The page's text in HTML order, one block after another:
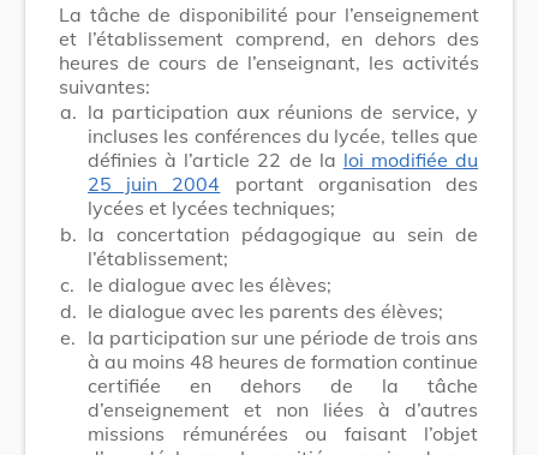
La tâche de disponibilité pour l’enseignement
et l’établissement comprend, en dehors des
heures de cours de l’enseignant, les activités
suivantes:
a. la participation aux réunions de service, y
incluses les conférences du lycée, telles que
définies à l’article 22 de la loi modifiée du
25 juin 2004 portant organisation des
lycées et lycées techniques;
b. la concertation pédagogique au sein de
l’établissement;
c.
le dialogue avec les élèves;
d. le dialogue avec les parents des élèves;
e. la participation sur une période de trois ans
à au moins 48 heures de formation continue
certifiée en dehors de la tâche
d’enseignement et non liées à d’autres
missions rémunérées ou faisant l’objet